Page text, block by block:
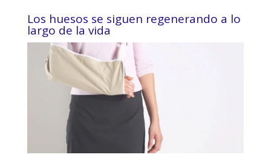
Los huesos se siguen regenerando a lo
largo de la vida